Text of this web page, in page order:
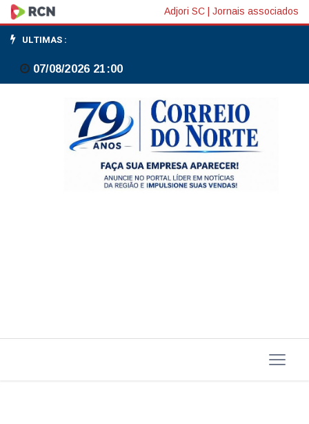
Três
Barras
mobiliza
contra
Adjori SC Jornais associados
ULTIMAS :
07/08/2026 21:00